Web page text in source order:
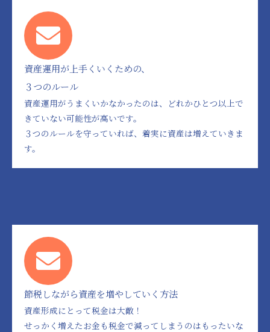
資産運用が上手くいくための、
３つのルール
資産運用がうまくいかなかったのは、どれかひとつ以上で
きていない可能性が高いです。
３つのルールを守っていれば、着実に資産は増えていきま
す。
節税しながら資産を増やしていく方法
資産形成にとって税金は大敵！
せっかく増えたお金も税金で減ってしまうのはもったいな